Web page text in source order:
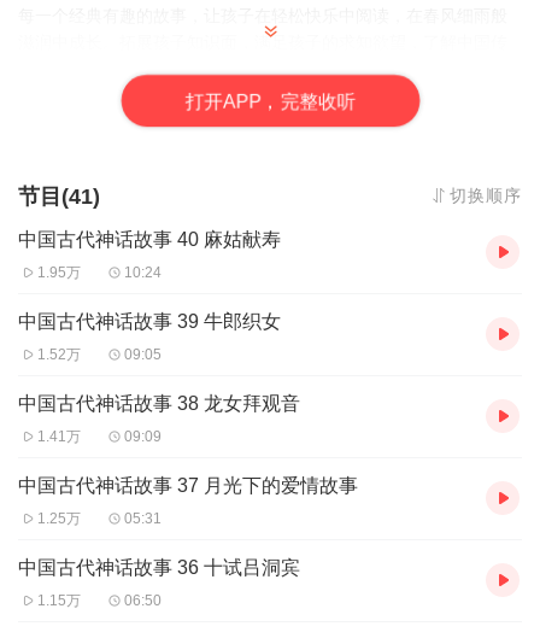
滋润中成长。拓展孩子知识面，满足孩子的求知欲望，了解中国传
打开APP，完整收听
节目(41) 切换顺序
中国古代神话故事 40 麻姑献寿
1.95万 10:24
中国古代神话故事 39 牛郎织女
1.52万 09:05
中国古代神话故事 38 龙女拜观音
1.41万 09:09
中国古代神话故事 37 月光下的爱情故事
1.25万 05:31
中国古代神话故事 36 十试吕洞宾
1.15万 06:50